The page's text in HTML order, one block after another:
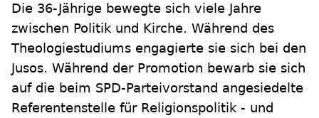
Die 36-Jährige bewegte sich viele Jahre
zwischen Politik und Kirche. Während des
Theologiestudiums engagierte sie sich bei den
Jusos. Während der Promotion bewarb sie sich
auf die beim SPD-Parteivorstand angesiedelte
Referentenstelle für Religionspolitik - und